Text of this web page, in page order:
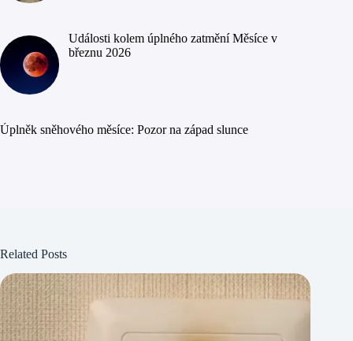
Události kolem úplného zatmění Měsíce v
březnu 2026
Úplněk sněhového měsíce: Pozor na západ slunce
Related Posts